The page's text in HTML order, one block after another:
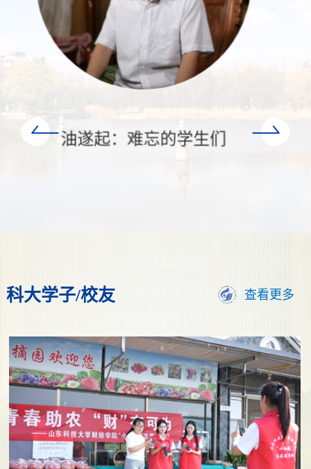
张绍生：良好校风的传
科大学子/校友 查看更多